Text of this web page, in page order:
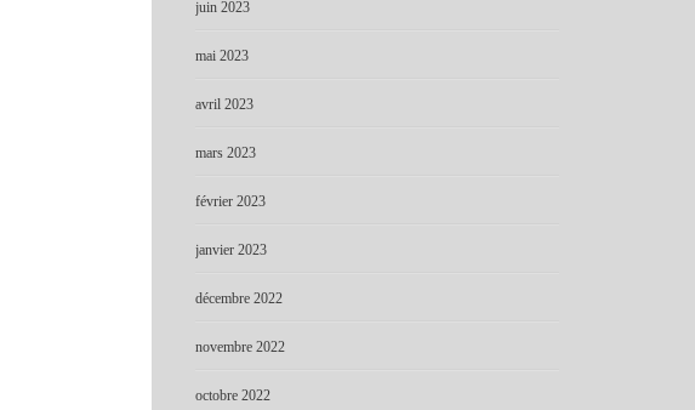
juin 2023
mai 2023
avril 2023
mars 2023
février 2023
janvier 2023
décembre 2022
novembre 2022
octobre 2022